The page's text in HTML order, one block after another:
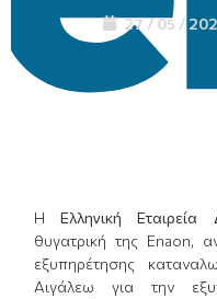
27 / 05 /
ΗΕλληνική
θυγατρική της Enaon,
εξυπηρέτησης
Αιγάλεω για την